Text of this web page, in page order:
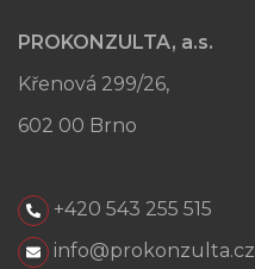
PROKONZULTA, a.s.
Křenová 299/26,
602 00 Brno
+420 543 255 515
info@prokonzulta.cz